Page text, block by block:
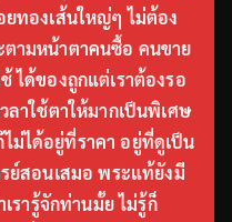
ทองเส้นใหญ่ๆ ไม่ต้อง
ามหน้าตาคนซื้อ คนขาย
ได้ของถูกแต่เราต้องรอ
ลาใช้ตาให้มากเป็นพิเศษ
ม่ได้อยู่ที่ราคา อยู่ที่ดูเป็น
ย์สอนเสมอ พระแท้ยังมี
เรารู้จักท่านมั้ย ไม่รู้ก็